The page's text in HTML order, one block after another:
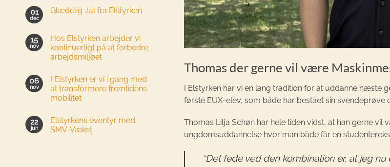
01
dec
Glædelig Jul fra Elstyrken
15
nov
Hos Elstyrken arbejder vi
kontinuerligt på at forbedre
arbejdsmiljøet
06
nov
I Elstyrken er vi i gang med
at transformere fremtidens
mobilitet
22
jun
Elstyrkens eventyr med
SMV-Vækst
Thomas der gerne vil være
I Elstyrken har vi en lang tradition for at uddanne næste
første EUX-elev, som både har bestået sin svendeprøve
Thomas Lilja Schøn har hele tiden vidst, at han gerne
ungdomsuddannelse hvor man både får en
“Det fede ved den kombination er, at jeg